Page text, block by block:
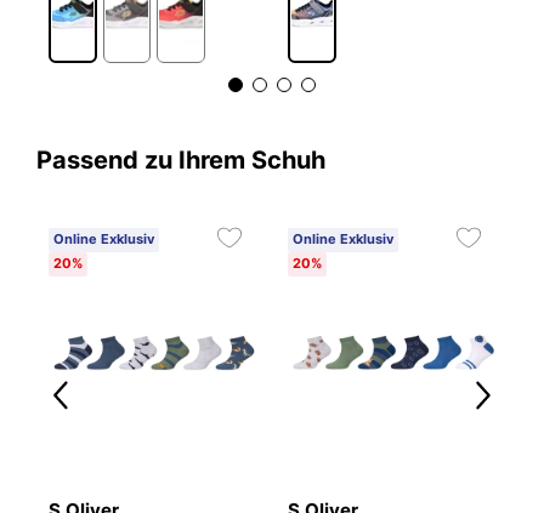
Passend zu Ihrem Schuh
Online Exklusiv
20%
Online Exklusiv
20%